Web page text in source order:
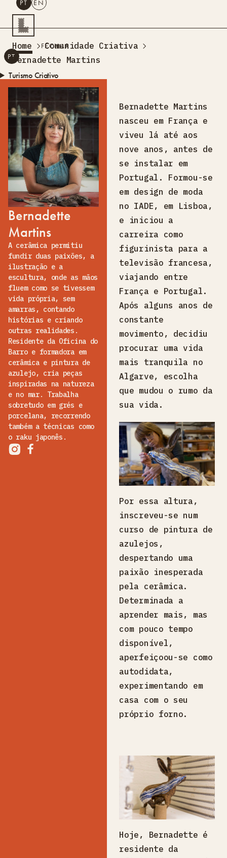
PESQUISAR
PT EN
Turismo Criativo
Rede de Oficinas
Design Lab
Formação
Residências Criativas
ProjetosA AcontecerMontra
Sobre Nós
Contactos
PT EN
FECHAR
Home
Comunidade Criativa
Bernadette Martins
Bernadette
Martins
A cerâmica permitiu
fundir duas paixões, a
ilustração e a
escultura, onde as mãos
fluem como se tivessem
vida própria, sem
amarras, contando
histórias e criando
outras realidades.
Residente da Oficina do
Barro e formadora em
cerâmica e pintura de
azulejo, cria peças
inspiradas na natureza
e no mar. Trabalha
sobretudo em grés e
porcelana, recorrendo
também a técnicas como
o raku japonês.
Bernadette Martins
nasceu em França e
viveu lá até aos
nove anos, antes de
se instalar em
Portugal. Formou-se
em design de moda
no IADE, em Lisboa,
e iniciou a
carreira como
figurinista para a
televisão francesa,
viajando entre
França e Portugal.
Após alguns anos de
constante
movimento, decidiu
procurar uma vida
mais tranquila no
Algarve, escolha
que mudou o rumo da
sua vida.
Por essa altura,
inscreveu-se num
curso de pintura de
azulejos,
despertando uma
paixão inesperada
pela cerâmica.
Determinada a
aprender mais, mas
com pouco tempo
disponível,
aperfeiçoou-se como
autodidata,
experimentando em
casa com o seu
próprio forno.
Hoje, Bernadette é
residente da